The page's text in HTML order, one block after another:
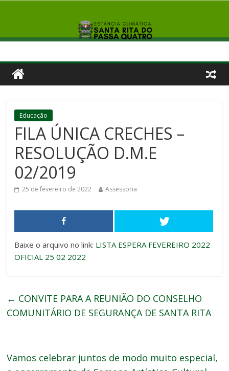
Educação
FILA ÚNICA CRECHES –
RESOLUÇÃO D.M.E
02/2019
25 de fevereiro de 2022 Assessoria
Baixe o arquivo no link: LISTA ESPERA FEVEREIRO 2022
OFICIAL 25 02 2022
← CONVITE PARA A REUNIÃO DO CONSELHO
COMUNITÁRIO DE SEGURANÇA DE SANTA RITA
Vamos celebrar juntos de modo muito especial,